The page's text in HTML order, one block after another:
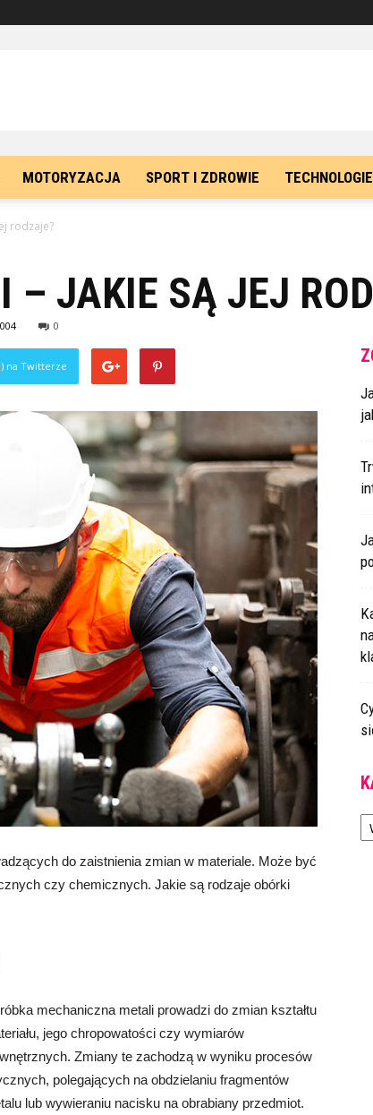
MOTORYZACJA SPORT I ZDROWIE TECHNOLOGIE
rodzaje?
– JAKIE SĄ JEJ
0
na Twitterze
do zaistnienia zmian w materiale. Może być
czy chemicznych. Jakie są rodzaje obórki
mechaniczna metali prowadzi do zmian kształtu
jego chropowatości czy wymiarów
Zmiany te zachodzą w wyniku procesów
polegających na obdzielaniu fragmentów
lub wywieraniu nacisku na obrabiany przedmiot.